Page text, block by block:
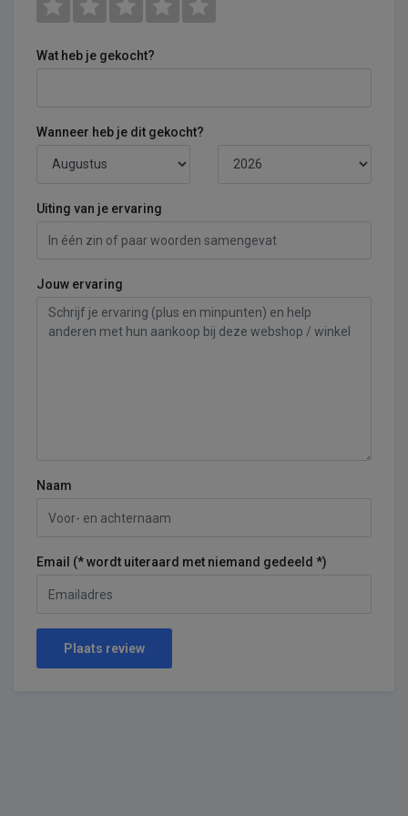
Wat heb je gekocht?
Wanneer heb je dit gekocht?
Uiting van je ervaring
Jouw ervaring
Naam
Email (* wordt uiteraard met niemand gedeeld *)
Plaats review